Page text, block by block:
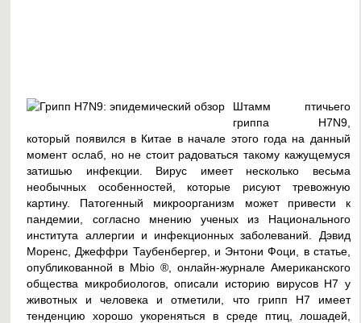
Штамм птичьего
гриппа H7N9,
который появился в Китае в начале этого года на данный
момент ослаб, но не стоит радоваться такому кажущемуся
затишью инфекции. Вирус имеет несколько весьма
необычных особенностей, которые рисуют тревожную
картину. Патогенный микроорганизм может привести к
пандемии, согласно мнению ученых из Национального
института аллергии и инфекционных заболеваний. Дэвид
Моренс, Джеффри Таубенбергер, и Энтони Фоци, в статье,
опубликованной в Mbio ®, онлайн-журнале Американского
общества микробиологов, описали историю вирусов H7 у
животных и человека и отметили, что грипп H7 имеет
тенденцию хорошо укореняться в среде птиц, лошадей,